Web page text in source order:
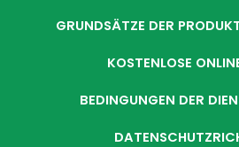
GRUNDSÄTZE DER
KOSTENLOSE
BEDINGUNGEN DER